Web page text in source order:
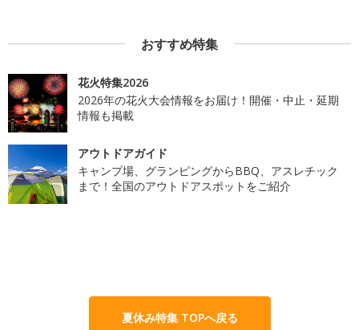
おすすめ特集
花火特集2026
2026年の花火大会情報をお届け！開催・中止・延期
情報も掲載
アウトドアガイド
キャンプ場、グランピングからBBQ、アスレチック
まで！全国のアウトドアスポットをご紹介
夏休み特集 TOPへ戻る